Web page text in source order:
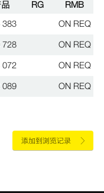
RG
RMB
383
ON REQ
728
ON REQ
072
ON REQ
089 ON REQ
添加到浏览记录